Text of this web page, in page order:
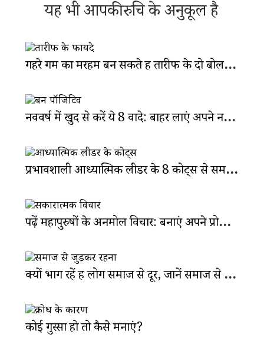
यह भी आपकी रुचि के अनुकूल है
गहरे गम का मरहम बन सकते हैं तारीफ के दो बोल: कैसे करती है सराहना असर?
नववर्ष में खुद से करें ये 8 वादे: बाहर लाएं अपने नए और पॉजिटिव वर्जन को
प्रभावशाली आध्यात्मिक लीडर के 8 कोट्स से समझें जीवन का सार
पढ़ें महापुरुषों के अनमोल विचार: बनाएं अपने प्रोफेशन में अलग जगह
क्यों भाग रहें हैं लोग समाज से दूर, जानें समाज से जुड़ने के 6 फायदे
कोई गुस्सा हो तो कैसे मनाएं?